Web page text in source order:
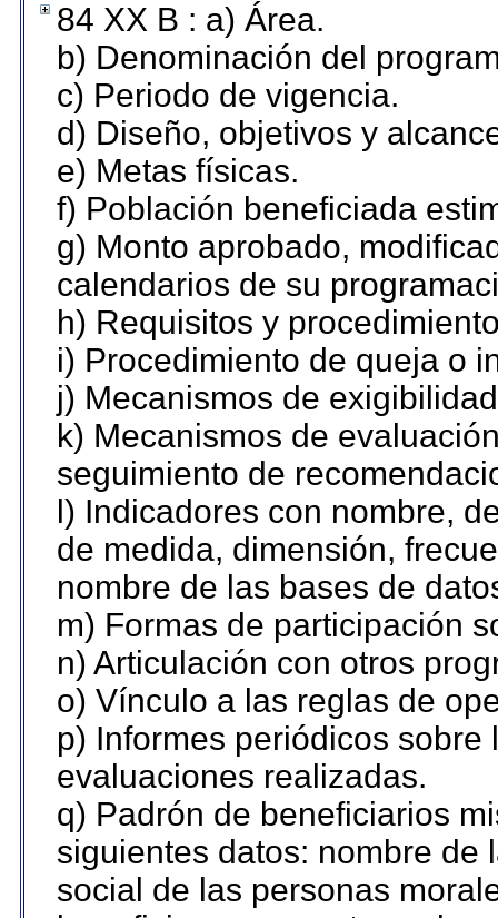
84 XX B : a) Área.
b) Denominación del
c) Periodo de vigencia.
d) Diseño, objetivos y
e) Metas físicas.
f) Población beneficiada
g) Monto aprobado,
calendarios de su
h) Requisitos y
i) Procedimiento de queja o
j) Mecanismos de
k) Mecanismos de
seguimiento de
l) Indicadores con nombre,
de medida, dimensión,
nombre de las bases de
m) Formas de participación
n) Articulación con otros
o) Vínculo a las reglas de
p) Informes periódicos
evaluaciones realizadas.
q) Padrón de beneficiarios
siguientes datos: nombre de
social de las personas